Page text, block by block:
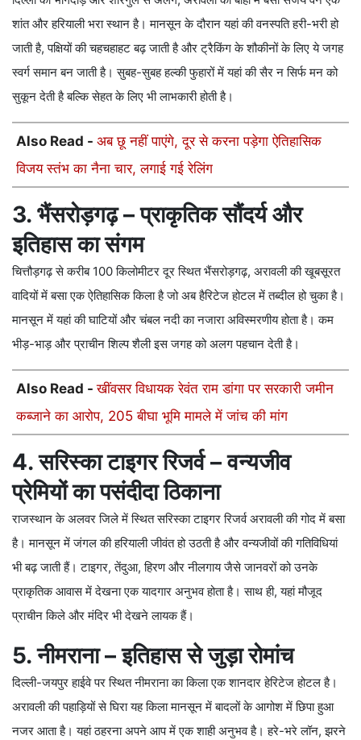
शांत और हरियाली भरा स्थान है। मानसून के दौरान यहां की वनस्पति हरी-भरी हो
जाती है, पक्षियों की चहचहाहट बढ़ जाती है और ट्रैकिंग के शौकीनों के लिए ये जगह
स्वर्ग समान बन जाती है। सुबह-सुबह हल्की फुहारों में यहां की सैर न सिर्फ मन को
सुकून देती है बल्कि सेहत के लिए भी लाभकारी होती है।
Also Read - अब छू नहीं पाएंगे, दूर से करना पड़ेगा ऐतिहासिक
विजय स्तंभ का नैना चार, लगाई गई रेलिंग
3. भैंसरोड़गढ़ – प्राकृतिक सौंदर्य और
इतिहास का संगम
चित्तौड़गढ़ से करीब 100 किलोमीटर दूर स्थित भैंसरोड़गढ़, अरावली की खूबसूरत
वादियों में बसा एक ऐतिहासिक किला है जो अब हैरिटेज होटल में तब्दील हो चुका है।
मानसून में यहां की घाटियों और चंबल नदी का नजारा अविस्मरणीय होता है। कम
भीड़-भाड़ और प्राचीन शिल्प शैली इस जगह को अलग पहचान देती है।
Also Read -खींवसर विधायक रेवंत राम डांगा पर सरकारी जमीन
कब्जाने का आरोप, 205 बीघा भूमि मामले में जांच की मांग
4. सरिस्का टाइगर रिजर्व – वन्यजीव
प्रेमियों का पसंदीदा ठिकाना
राजस्थान के अलवर जिले में स्थित सरिस्का टाइगर रिजर्व अरावली की गोद में बसा
है। मानसून में जंगल की हरियाली जीवंत हो उठती है और वन्यजीवों की गतिविधियां
भी बढ़ जाती हैं। टाइगर, तेंदुआ, हिरण और नीलगाय जैसे जानवरों को उनके
प्राकृतिक आवास में देखना एक यादगार अनुभव होता है। साथ ही, यहां मौजूद
प्राचीन किले और मंदिर भी देखने लायक हैं।
5. नीमराना – इतिहास से जुड़ा रोमांच
दिल्ली-जयपुर हाईवे पर स्थित नीमराना का किला एक शानदार हेरिटेज होटल है।
अरावली की पहाड़ियों से घिरा यह किला मानसून में बादलों के आगोश में छिपा हुआ
नजर आता है। यहां ठहरना अपने आप में एक शाही अनुभव है। हरे-भरे लॉन, झरने